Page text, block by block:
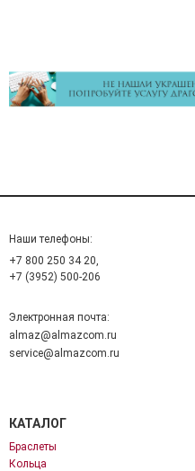
Наши телефоны:
+7 800 250 34 20,
+7 (3952) 500-206
Электронная почта:
almaz@almazcom.ru
service@almazcom.ru
КАТАЛОГ
Браслеты
Кольца